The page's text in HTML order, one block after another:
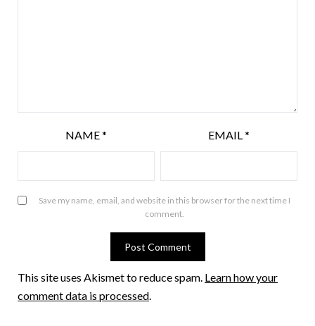
NAME* EMAIL*
Save my name, email, and website in this browser for the next time I
comment.
This site uses Akismet to reduce spam. Learn how your
comment data is processed.